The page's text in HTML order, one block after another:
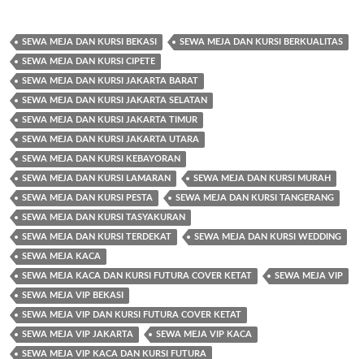
SEWA MEJA DAN KURSI BEKASI SEWA MEJA DAN KURSI BERKUALITAS
SEWA MEJA DAN KURSI CIPETE
SEWA MEJA DAN KURSI JAKARTA BARAT
SEWA MEJA DAN KURSI JAKARTA SELATAN
SEWA MEJA DAN KURSI JAKARTA TIMUR
SEWA MEJA DAN KURSI JAKARTA UTARA
SEWA MEJA DAN KURSI KEBAYORAN
SEWA MEJA DAN KURSI LAMARAN SEWA MEJA DAN KURSI MURAH
SEWA MEJA DAN KURSI PESTA SEWA MEJA DAN KURSI TANGERANG
SEWA MEJA DAN KURSI TASYAKURAN
SEWA MEJA DAN KURSI TERDEKAT SEWA MEJA DAN KURSI WEDDING
SEWA MEJA KACA
SEWA MEJA KACA DAN KURSI FUTURA COVER KETAT SEWA MEJA VIP
SEWA MEJA VIP BEKASI
SEWA MEJA VIP DAN KURSI FUTURA COVER KETAT
SEWA MEJA VIP JAKARTA SEWA MEJA VIP KACA
SEWA MEJA VIP KACA DAN KURSI FUTURA